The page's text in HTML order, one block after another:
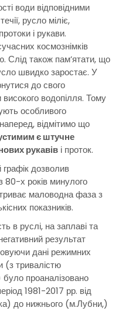
води відповідними
русло міліє,
і рукави.
космознімків
Слід також пам’ятати, що
швидко заростає. У
до свого
водопілля. Тому
особливого
відмітимо що
є штучне
рукавів і проток.
дозволив
80-х років минулого
маловодна фаза з
показників.
в руслі, на заплаві та
результат
дані режимних
(з тривалістю
проаналізовано
1981-2017 рр. від
до нижнього (м.Лубни,)